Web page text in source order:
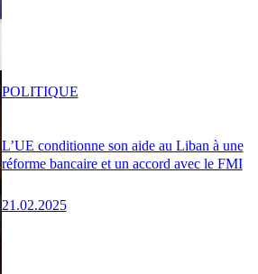
L’UE conditionne son aide au Liban à une
réforme bancaire et un accord avec le FMI
21.02.2025
POLITIQUE